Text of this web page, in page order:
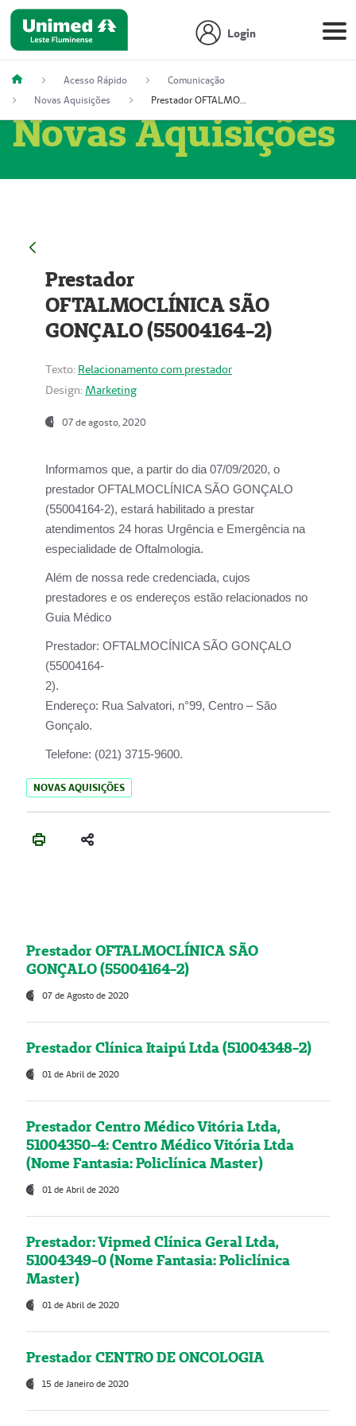
Login
Acesso Rápido
Comunicação
Novas Aquisições
Prestador OFTALMOCLÍNICA SÃO GONÇALO (55004164-2)
Novas Aquisições
Prestador
OFTALMOCLÍNICA SÃO
GONÇALO (55004164-2)
Texto: Relacionamento com prestador
Design: Marketing
07 de agosto, 2020
Informamos que, a partir do dia 07/09/2020, o
prestador OFTALMOCLÍNICA SÃO GONÇALO
(55004164-2), estará habilitado a prestar
atendimentos 24 horas Urgência e Emergência na
especialidade de Oftalmologia.
Além de nossa rede credenciada, cujos
prestadores e os endereços estão relacionados no
Guia Médico
Prestador: OFTALMOCÍNICA SÃO GONÇALO
(55004164-
2).
Endereço: Rua Salvatori, n°99, Centro – São
Gonçalo.
Telefone: (021) 3715-9600.
NOVAS AQUISIÇÕES
Prestador OFTALMOCLÍNICA SÃO
GONÇALO (55004164-2)
07 de Agosto de 2020
Prestador Clínica Itaipú Ltda (51004348-2)
01 de Abril de 2020
Prestador Centro Médico Vitória Ltda,
51004350-4: Centro Médico Vitória Ltda
(Nome Fantasia: Policlínica Master)
01 de Abril de 2020
Prestador: Vipmed Clínica Geral Ltda,
51004349-0 (Nome Fantasia: Policlínica
Master)
01 de Abril de 2020
Prestador CENTRO DE ONCOLOGIA
15 de Janeiro de 2020